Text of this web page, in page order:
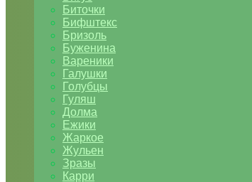
Биточки
Бифштекс
Бризоль
Буженина
Вареники
Галушки
Голубцы
Гуляш
Долма
Ежики
Жаркое
Жульен
Зразы
Карри